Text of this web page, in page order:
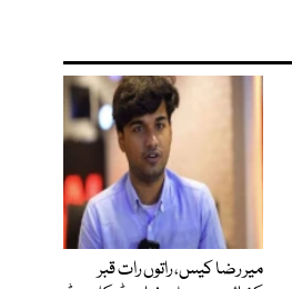
میر رضا کیس، راتوں رات قبر